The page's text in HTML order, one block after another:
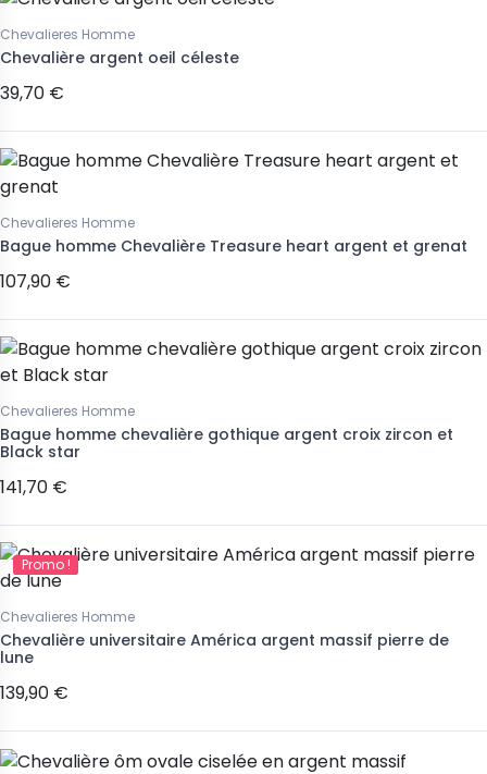
Chevalieres Homme
Chevalière argent oeil céleste
39,70 €
Chevalieres Homme
Bague homme Chevalière Treasure heart argent et grenat
107,90 €
Chevalieres Homme
Bague homme chevalière gothique argent croix zircon et
Black star
141,70 €
Promo !
Chevalieres Homme
Chevalière universitaire América argent massif pierre de
lune
139,90 €